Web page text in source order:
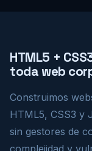
HTML5 +
toda web
Construimos
HTML5, CSS3 y
sin gestores de
complejidad y